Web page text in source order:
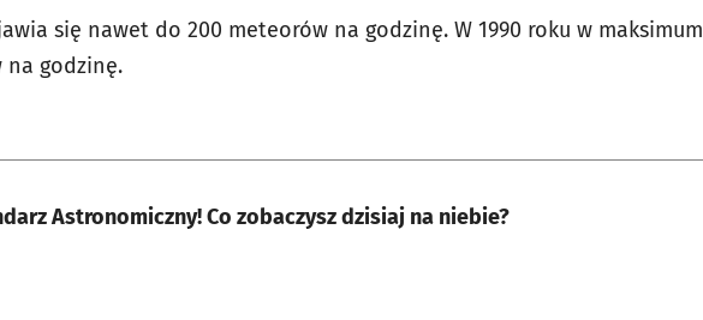
się nawet do 200 meteorów na godzinę. W 1990 roku w maksimum
na godzinę.
Astronomiczny! Co zobaczysz dzisiaj na niebie?